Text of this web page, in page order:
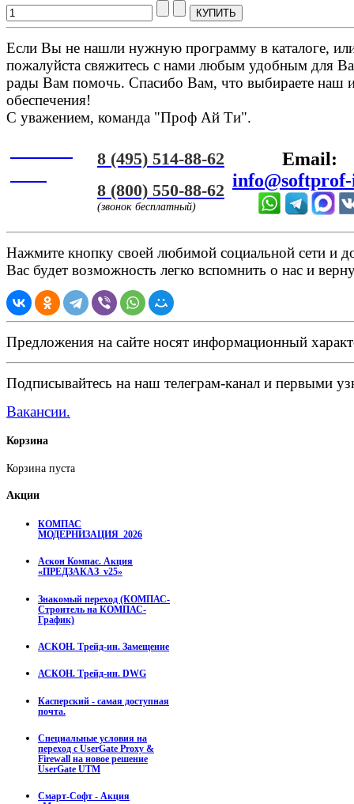
Если Вы не нашли нужную программу в каталоге,
пожалуйста свяжитесь с нами любым удобным для
рады Вам помочь. Спасибо Вам, что выбираете наш
обеспечения!
С уважением, команда "Проф Ай Ти".
8 (495) 514-88-62
8 (800) 550-88-62
(звонок бесплатный)
Email:
Нажмите кнопку своей любимой социальной сети и
Вас будет возможность легко вспомнить о нас и
Предложения на сайте носят информационный
Подписывайтесь на наш телеграм-канал и первыми
Вакансии.
Корзина
Корзина пуста
Акции
КОМПАС
МОДЕРНИЗАЦИЯ_2026
Аскон Компас. Акция
«ПРЕДЗАКАЗ_v25»
Знакомый переход (КОМПАС-
Строитель на КОМПАС-
График)
АСКОН. Трейд-ин. Замещение
АСКОН. Трейд-ин. DWG
Касперский - самая доступная
почта.
Специальные условия на
переход с UserGate Proxy &
Firewall на новое решение
UserGate UTM
Смарт-Софт - Акция